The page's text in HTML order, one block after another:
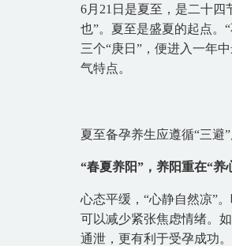
6月21日是夏至，是二十
也”。夏至是盛夏的起点。
三个“庚日”，便进入一年
气特点。
夏至备孕养生应遵循“三避
“春夏养阳”，养阳重在“养
心态平缓，“心静自然凉”
可以减少紧张焦虑情绪。
通泄，更有利于受孕成功。